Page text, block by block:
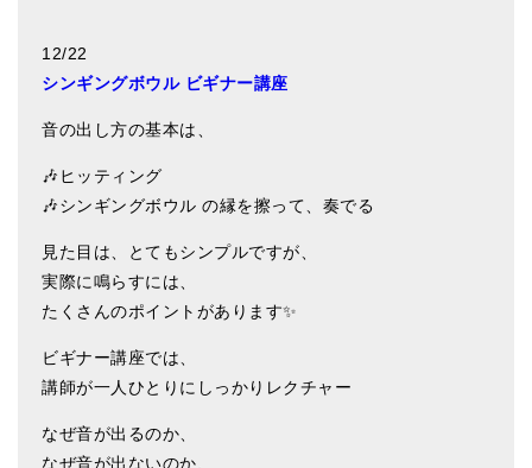
特大シンギングボウル・特殊柄
スティック・マレット・リング（台座）
アマナマナのティンシャ
プレミアム・ティンシャ（L・M）
ベーシック・ティンシャ（4種）
ティンシャケース
12/22
シンギングボウル ビギナー講座
音の出し方の基本は、
🎶ヒッティング
🎶シンギングボウル の縁を擦って、奏でる
見た目は、とてもシンプルですが、
実際に鳴らすには、
たくさんのポイントがあります✨
ビギナー講座では、
講師が一人ひとりにしっかりレクチャー
なぜ音が出るのか、
なぜ音が出ないのか、